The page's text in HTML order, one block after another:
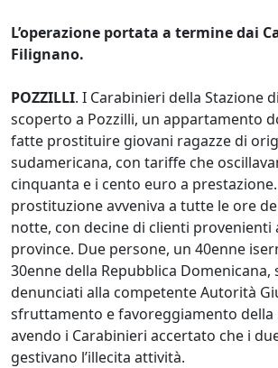
L’operazione portata a termine dai
Filignano.
POZZILLI. I Carabinieri della Stazione
scoperto a Pozzilli, un appartamento
fatte prostituire giovani ragazze di
sudamericana, con tariffe che
cinquanta e i cento euro a prestazione.
prostituzione avveniva a tutte le ore
notte, con decine di clienti provenienti
province. Due persone, un 40enne
30enne della Repubblica Domenicana,
denunciati alla competente Autorità
sfruttamento e favoreggiamento
avendo i Carabinieri accertato che i
gestivano l’illecita attività.